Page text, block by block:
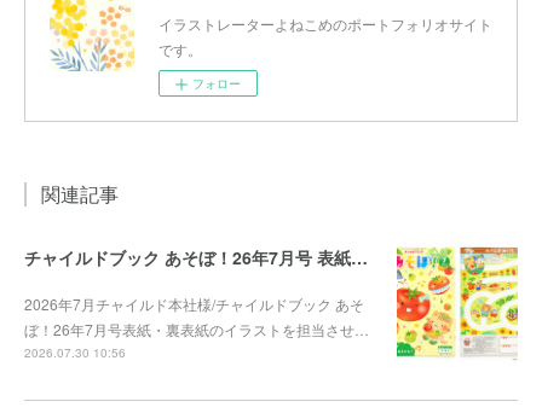
イラストレーターよねこめのポートフォリオサイト
です。
フォロー
関連記事
チャイルドブック あそぼ！26年7月号 表紙・裏表紙
2026年7月チャイルド本社様/チャイルドブック あそ
ぼ！26年7月号表紙・裏表紙のイラストを担当させ…
2026.07.30 10:56